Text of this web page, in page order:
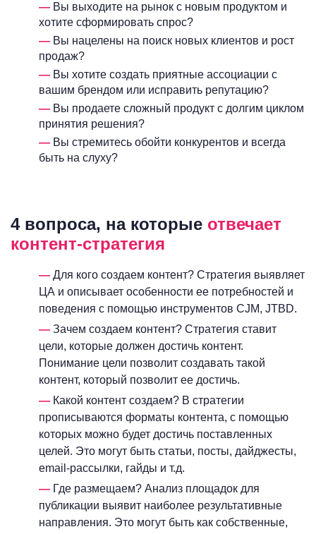
Вы выходите на рынок с новым продуктом и
хотите сформировать спрос?
Вы нацелены на поиск новых клиентов и рост
продаж?
Вы хотите создать приятные ассоциации с
вашим брендом или исправить репутацию?
Вы продаете сложный продукт с долгим циклом
принятия решения?
Вы стремитесь обойти конкурентов и всегда
быть на слуху?
4 вопроса, на которые отвечает
контент-стратегия
Для кого создаем контент? Стратегия выявляет
ЦА и описывает особенности ее потребностей и
поведения с помощью инструментов CJM, JTBD.
Зачем создаем контент? Стратегия ставит
цели, которые должен достичь контент.
Понимание цели позволит создавать такой
контент, который позволит ее достичь.
Какой контент создаем? В стратегии
прописываются форматы контента, с помощью
которых можно будет достичь поставленных
целей. Это могут быть статьи, посты, дайджесты,
email-рассылки, гайды и т.д.
Где размещаем? Анализ площадок для
публикации выявит наиболее результативные
направления. Это могут быть как собственные,